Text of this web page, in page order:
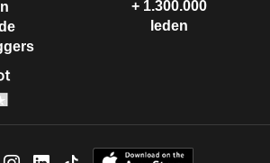
+ 1.300.000
leden